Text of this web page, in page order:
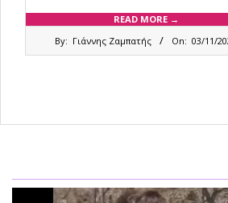
READ MORE →
By: Γιάννης Ζαμπατής On: 03/11/